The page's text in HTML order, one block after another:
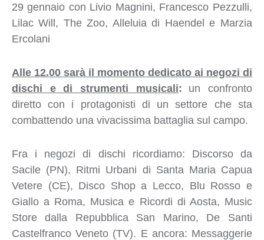
29 gennaio con Livio Magnini, Francesco Pezzulli,
Lilac Will, The Zoo, Alleluia di Haendel e Marzia
Ercolani
Alle 12.00 sarà il momento dedicato ai negozi di
dischi e di strumenti musicali:
un confronto
diretto con i protagonisti di un settore che sta
combattendo una vivacissima battaglia sul campo.
Fra i negozi di dischi ricordiamo: Discorso da
Sacile (PN), Ritmi Urbani di Santa Maria Capua
Vetere (CE), Disco Shop a Lecco, Blu Rosso e
Giallo a Roma, Musica e Ricordi di Aosta, Music
Store dalla Repubblica San Marino, De Santi
Castelfranco Veneto (TV). E ancora: Messaggerie